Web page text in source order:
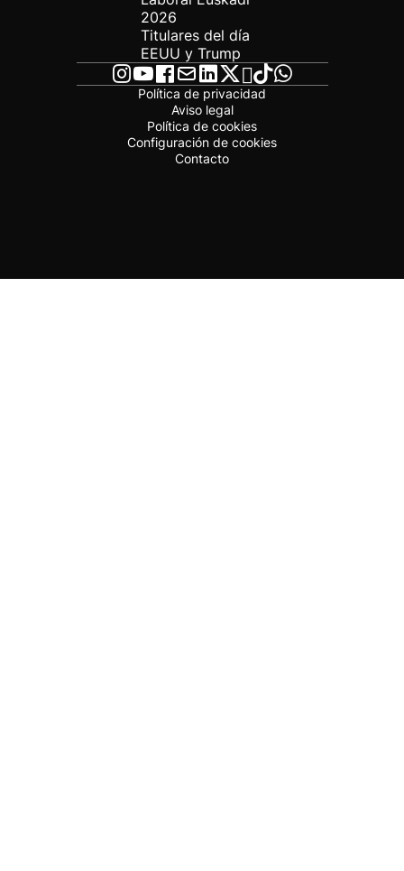
2026
Titulares del día
EEUU y Trump
Política de privacidad
Aviso legal
Política de cookies
Configuración de cookies
Contacto